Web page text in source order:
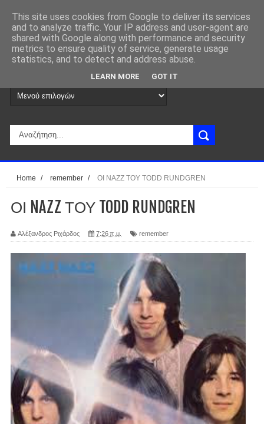
Home / remember / ΟΙ NAZZ ΤΟΥ TODD RUNDGREN
ΟΙ NAZZ ΤΟΥ TODD RUNDGREN
Αλέξανδρος Ριχάρδος 7:26 π.μ. remember
This site uses cookies from Google to deliver its services
and to analyze traffic. Your IP address and user-agent are
shared with Google along with performance and security
metrics to ensure quality of service, generate usage
statistics, and to detect and address abuse.
LEARN MORE GOT IT